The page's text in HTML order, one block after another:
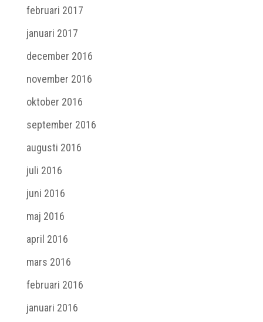
februari 2017
januari 2017
december 2016
november 2016
oktober 2016
september 2016
augusti 2016
juli 2016
juni 2016
maj 2016
april 2016
mars 2016
februari 2016
januari 2016